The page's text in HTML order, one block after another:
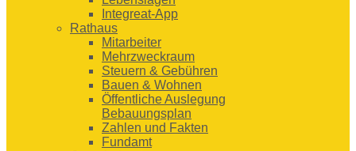
Integreat-App
Rathaus
Mitarbeiter
Mehrzweckraum
Steuern & Gebühren
Bauen & Wohnen
Öffentliche Auslegung
Bebauungsplan
Zahlen und Fakten
Fundamt